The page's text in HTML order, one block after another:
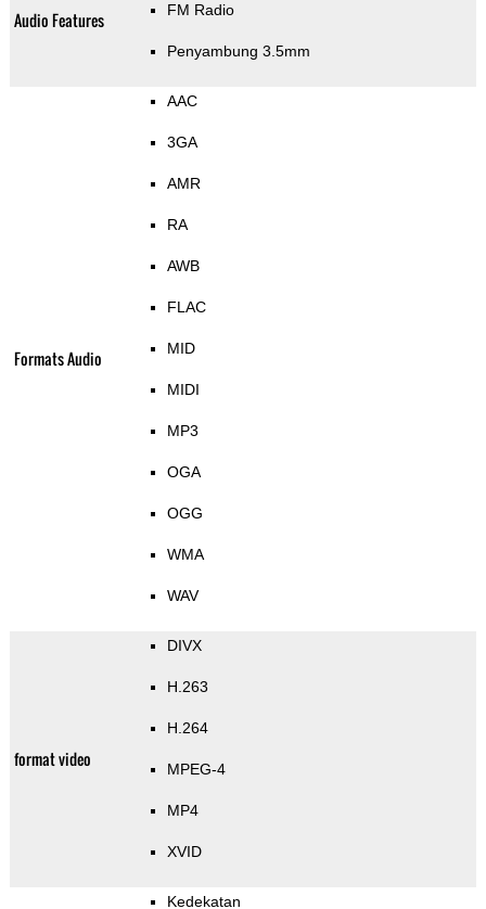
Audio Features FM Radio
Penyambung 3.5mm
Formats Audio
AAC
3GA
AMR
RA
AWB
FLAC
MID
MIDI
MP3
OGA
OGG
WMA
WAV
format video
DIVX
H.263
H.264
MPEG-4
MP4
XVID
Kedekatan